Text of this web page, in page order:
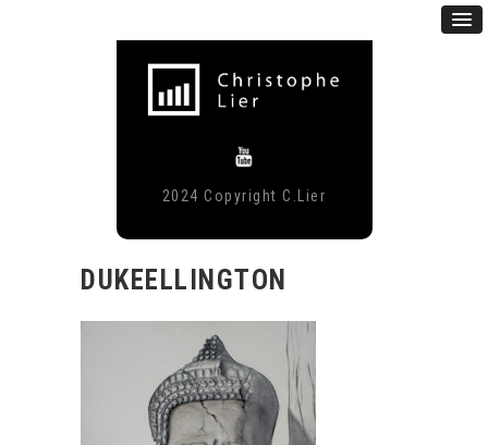
2024 Copyright C.Lier
DUKEELLINGTON